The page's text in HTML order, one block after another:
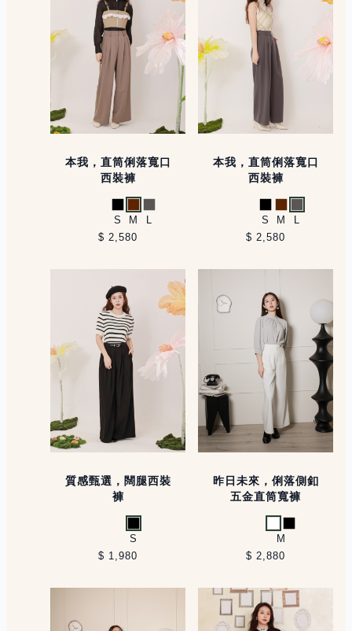
本我，直筒俐落寬口
西裝褲
黑 咖啡
灰
S M
L
$ 2,580
本我，直筒俐落寬口
西裝褲
黑 咖啡
灰
S M
L
$ 2,580
質感甄選，闊腿西裝
褲
黑
S
$ 1,980
昨日未來，俐落側釦
五金直筒寬褲
白 黑
M
$ 2,880